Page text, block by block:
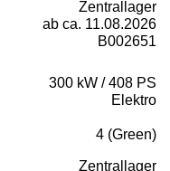
Zentrallager
ab ca. 11.08.2026
B002651
300 kW / 408 PS
Elektro
4 (Green)
Zentrallager